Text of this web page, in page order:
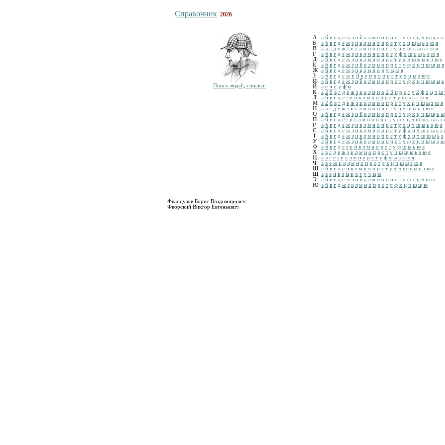
Справочник 2026
Поиск людей, справки
А а б в г д е ж з и й к л м н о п р с т у ф х ц ч ш щ ъ ь
Б
а б в г д е ж з и к л м н о п р с т у х ц ш ы ь э ю я
В
а в г д е ж з и к л м н о п р с т у ц ч ш ъ ы ь э ю я
Г
а б в г д е ж з и к л м н о п р с у ф х ш ъ ы ь э ю я
Д
а б в г д е ж з и к л м н о п р с т у х ч ш ъ ы ь э ю я
Е
а б в г д е ж з и й к л м н о п р с т у ф х ц ч ш щ ы я
Ж
а б в г д е ж з и к л м н о р у ы ю я
З
а б в г д е ж и й к л м н о п р с т у х ц ы э ю я
И
а б в г д е ж з и й к л м н о п р с т у ф х ц ч ш щ ы ь
Й
а е и о у ф ы
К
а 2 б в г д е ж з и к л м н о 2 3 п р с т у 2 ф х ц ч ш
Л
а б в г д е з и й к л м н о п р с т у ш ы ь э ю я
М
а 2 б в г д е ж з и к л м н о п р с т у х ц ч ш ы э ю я
Н
а в г д е ж з и к л м н о п р с т у ц ч ш ы ь э ю я
О
а б в г д е ж з и й к л м н о п р с т у ф х ц ч ш щ ъ ы
П
а б в г д е з и к л м н о п р с т у ф х ц ч ш щ ъ ы ь э
Р
а б в г д е ж з и к л м н о п р с т у х ц ч ш ы ь э ю я
С
а б в г д е ж з и к л м н о п р с т у ф х ц ч ш ъ ы ь э
Т
а б в г д е ж з и к л м н о п р с т у ф х ц ч ш щ ы ь э
У
а б в г д е ж з и й к л м н о п р с т у ф х ц ч ш щ э ю
Ф
а б в г д е з и й к л м н о р с т у ф ш ы ь ю я
Х
а в г д е ж з и л м н о п р с т у ч ш щ ы ь э ю я
Ц
а в г е з и к л м н о р с т у ф х ы ь э ю я
Ч
а в е ж и к л м н о п р с т у х ц ч ш ы э ю я
Ш а б в г д е и к л м н о п р с т у х ч ш щ ы ь э ю я
Щ а в е и к л м н о т у ч ы ю
Э
а б в г д е ж з и й к л м н о п р с т у ф х ц ч ш ю
Ю а б в г д ж з к л м н о п р с т у ф х ц ч ш щ ю
Фванцузов Борис Владимирович
Фворский Виктор Евгеньевич